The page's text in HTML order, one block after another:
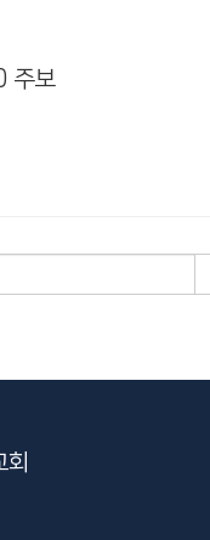
주보
회